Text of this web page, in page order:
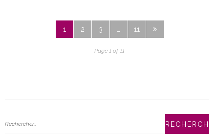
1 2 3 11
Page 1 of 11